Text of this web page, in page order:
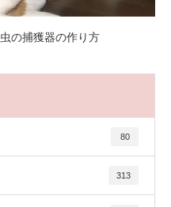
虫の捕獲器の作り方
80
313